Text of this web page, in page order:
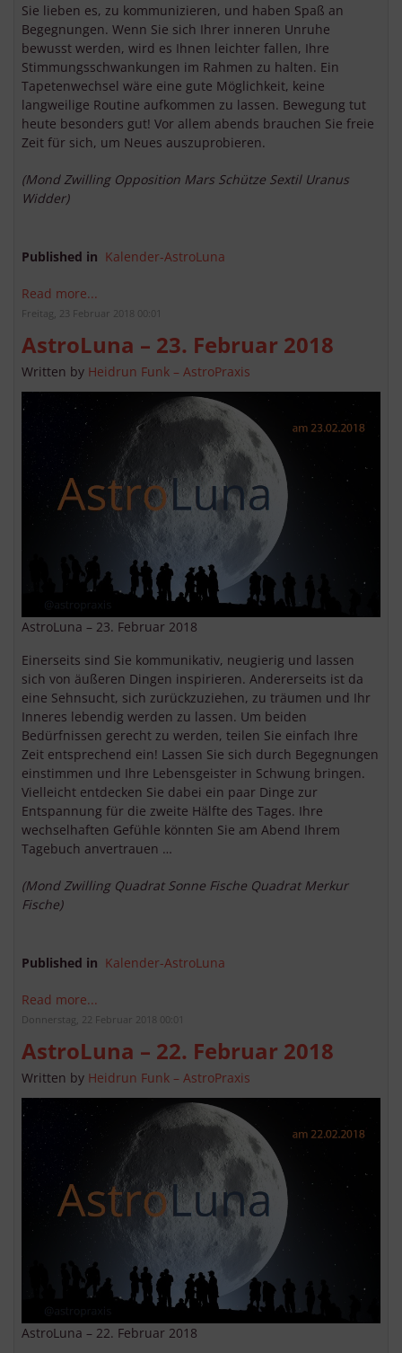
Sie lieben es, zu kommunizieren, und haben Spaß an
Begegnungen. Wenn Sie sich Ihrer inneren Unruhe
bewusst werden, wird es Ihnen leichter fallen, Ihre
Stimmungsschwankungen im Rahmen zu halten. Ein
Tapetenwechsel wäre eine gute Möglichkeit, keine
langweilige Routine aufkommen zu lassen. Bewegung tut
heute besonders gut! Vor allem abends brauchen Sie freie
Zeit für sich, um Neues auszuprobieren.
(Mond Zwilling Opposition Mars Schütze Sextil Uranus
Widder)
Published in Kalender-AstroLuna
Read more...
Freitag, 23 Februar 2018 00:01
AstroLuna – 23. Februar 2018
Written by Heidrun Funk – AstroPraxis
AstroLuna – 23. Februar 2018
Einerseits sind Sie kommunikativ, neugierig und lassen
sich von äußeren Dingen inspirieren. Andererseits ist da
eine Sehnsucht, sich zurückzuziehen, zu träumen und Ihr
Inneres lebendig werden zu lassen. Um beiden
Bedürfnissen gerecht zu werden, teilen Sie einfach Ihre
Zeit entsprechend ein! Lassen Sie sich durch Begegnungen
einstimmen und Ihre Lebensgeister in Schwung bringen.
Vielleicht entdecken Sie dabei ein paar Dinge zur
Entspannung für die zweite Hälfte des Tages. Ihre
wechselhaften Gefühle könnten Sie am Abend Ihrem
Tagebuch anvertrauen …
(Mond Zwilling Quadrat Sonne Fische Quadrat Merkur
Fische)
Published in Kalender-AstroLuna
Read more...
Donnerstag, 22 Februar 2018 00:01
AstroLuna – 22. Februar 2018
Written by Heidrun Funk – AstroPraxis
AstroLuna – 22. Februar 2018